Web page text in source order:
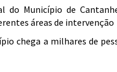
do Município de
áreas de intervenção